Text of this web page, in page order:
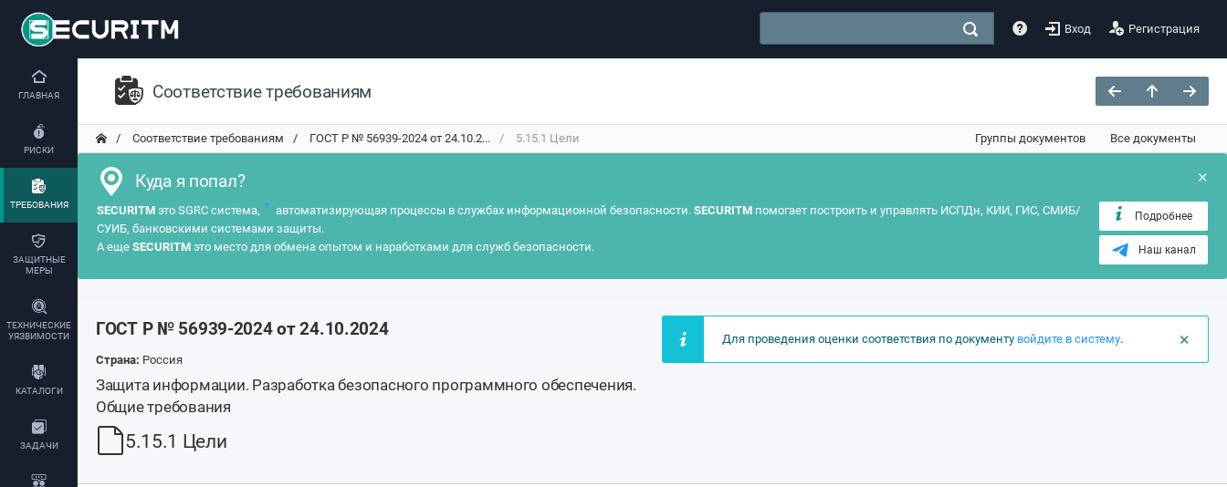
Вход Регистрация
ГЛАВНАЯ
РИСКИ
ТРЕБОВАНИЯ
ЗАЩИТНЫЕ
МЕРЫ
ТЕХНИЧЕСКИЕ
УЯЗВИМОСТИ
КАТАЛОГИ
ЗАДАЧИ
Соответствие требованиям
Соответствие требованиям ГОСТ Р № 56939-2024 от 24.10.2... 5.15.1 Цели Группы документов Все документы
×
Куда я попал?
SECURITM это SGRC система, ? автоматизирующая процессы в службах информационной безопасности. SECURITMпомогает построить и управлять ИСПДн, КИИ, ГИС, СМИБ/
СУИБ, банковскими системами защиты.
А еще SECURITM это место для обмена опытом и наработками для служб безопасности.
Подробнее
Наш канал
ГОСТ Р № 56939-2024 от 24.10.2024
Страна: Россия
Защита информации. Разработка безопасного программного обеспечения.
Общие требования
5.15.1 Цели
×
Для проведения оценки соответствия по документу войдите в систему.